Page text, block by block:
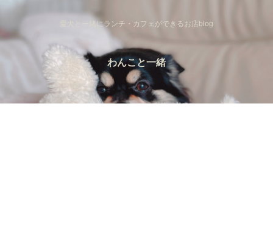
愛犬と一緒にランチ・カフェができるお店blog
わんこと一緒